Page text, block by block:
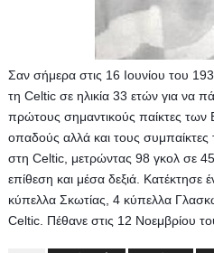
Σαν σήμερα στις 16 Ιουνίου του
τη Celtic σε ηλικία 33 ετών για να
πρώτους σημαντικούς παίκτες
οπαδούς αλλά και τους συμπαίκτες
στη Celtic, μετρώντας 98 γκολ σε
επίθεση και μέσα δεξιά.
κύπελλα Σκωτίας, 4 κύπελλα
Celtic. Πέθανε στις 12 Noεμβρίου